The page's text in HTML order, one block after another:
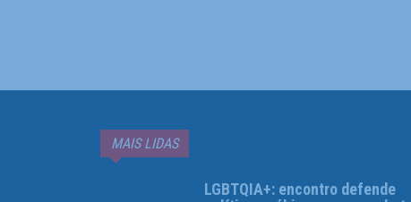
MAIS LIDAS
LGBTQIA+: encontro defende